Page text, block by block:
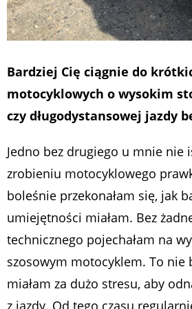
Bardziej Cię ciągnie do
motocyklowych o wysokim
czy długodystansowej jazdy
Jedno bez drugiego u mnie nie
zrobieniu motocyklowego
boleśnie przekonałam się, jak
umiejętności miałam. Bez
technicznego pojechałam na
szosowym motocyklem. To nie
miałam za dużo stresu, aby
z jazdy. Od tego czasu